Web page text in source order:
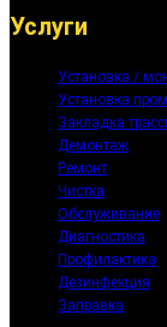
Услуги
Установка /
Установка
Закладка
Демонтаж
Ремонт
Чистка
Обслуживание
Диагностика
Профилактика
Дезинфекция
Заправка